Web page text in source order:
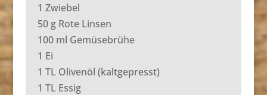
1 Zwiebel
50 g Rote Linsen
100 ml Gemüsebrühe
1 Ei
1 TL Olivenöl (kaltgepresst)
1 TL Essig